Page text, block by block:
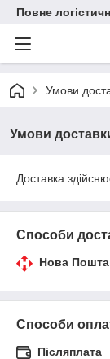
Повне
Умови
Умови
Доставка
Способи
Нова Пошта
Способи
Післяплата